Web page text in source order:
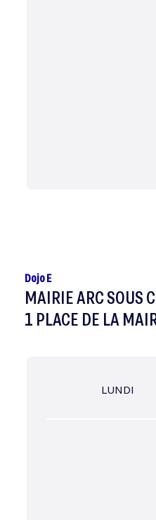
Dojo E
MAIRIE ARC SOUS
1 PLACE DE LA
LUNDI